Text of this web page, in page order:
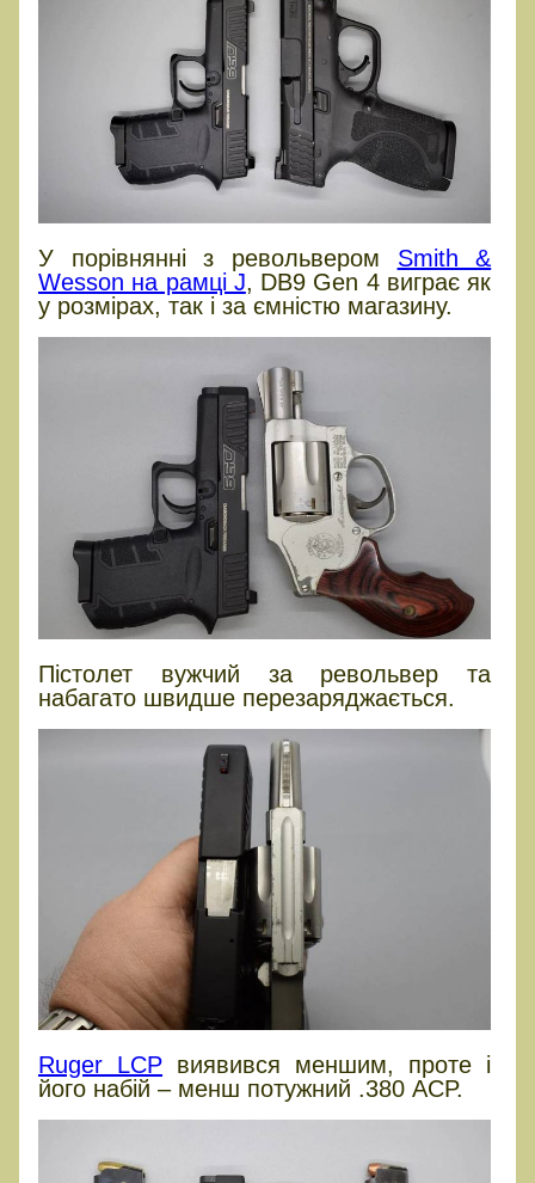
У порівнянні з револьвером Smith &
Wesson на рамці J, DB9 Gen 4 виграє як
у розмірах, так і за ємністю магазину.
Пістолет вужчий за револьвер та
набагато швидше перезаряджається.
Ruger LCP виявився меншим, проте і
його набій – менш потужний .380 ACP.